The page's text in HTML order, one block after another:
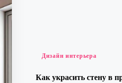
Опубликовано
Дизайн интерьера
Как украсить стену в